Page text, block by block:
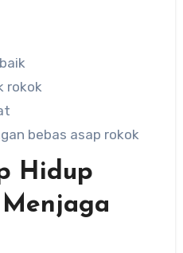
rokok
bebas asap rokok
Hidup